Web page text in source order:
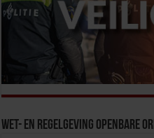
Wet- en Regelgeving Openbare